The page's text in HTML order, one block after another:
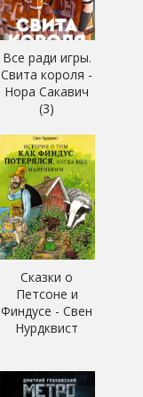
Все ради игры.
Свита короля -
Нора Сакавич
(3)
Сказки о
Петсоне и
Финдусе - Свен
Нурдквист